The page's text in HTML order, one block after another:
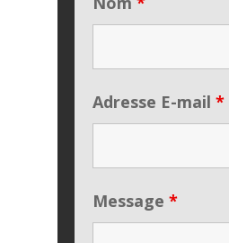
Adresse E-mail*
Message*